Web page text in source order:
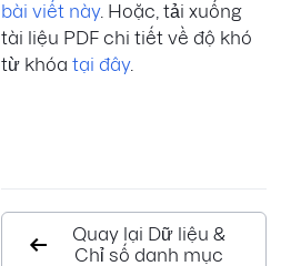
bài viết này. Hoặc, tải xuống
tài liệu PDF chi tiết về độ khó
từ khóa tại đây.
Quay lại Dữ liệu &
Chỉ số danh mục